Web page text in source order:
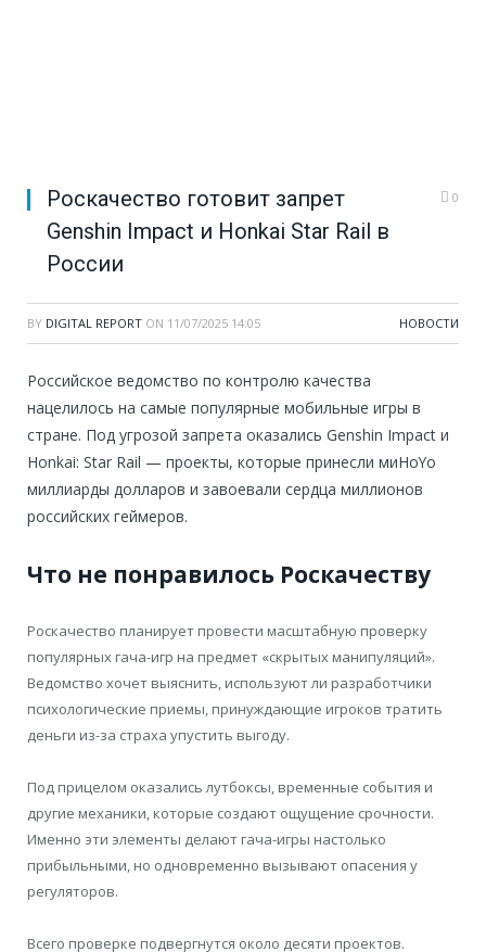
Роскачество готовит запрет
Genshin Impact и Honkai Star Rail в
России
0
BY DIGITAL REPORT ON 11/07/2025 14:05 НОВОСТИ
Российское ведомство по контролю качества
нацелилось на самые популярные мобильные игры в
стране. Под угрозой запрета оказались Genshin Impact и
Honkai: Star Rail — проекты, которые принесли миHoYo
миллиарды долларов и завоевали сердца миллионов
российских геймеров.
Что не понравилось Роскачеству
Роскачество планирует провести масштабную проверку
популярных гача-игр на предмет «скрытых манипуляций».
Ведомство хочет выяснить, используют ли разработчики
психологические приемы, принуждающие игроков тратить
деньги из-за страха упустить выгоду.
Под прицелом оказались лутбоксы, временные события и
другие механики, которые создают ощущение срочности.
Именно эти элементы делают гача-игры настолько
прибыльными, но одновременно вызывают опасения у
регуляторов.
Всего проверке подвергнутся около десяти проектов.